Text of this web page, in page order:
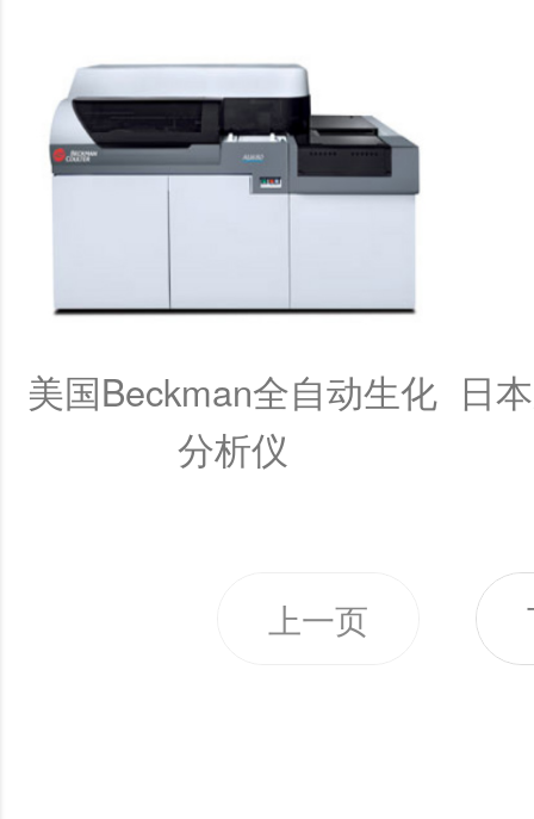
美国Beckman全自动生化
分析仪
日
«